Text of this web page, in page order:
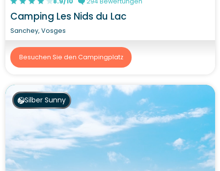
Camping Les Nids du Lac
Sanchey, Vosges
Besuchen Sie den Campingplatz
Silber Sunny